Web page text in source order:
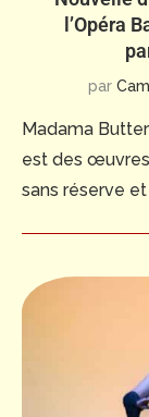
l’Opéra
par
Madama
est des
sans réserve